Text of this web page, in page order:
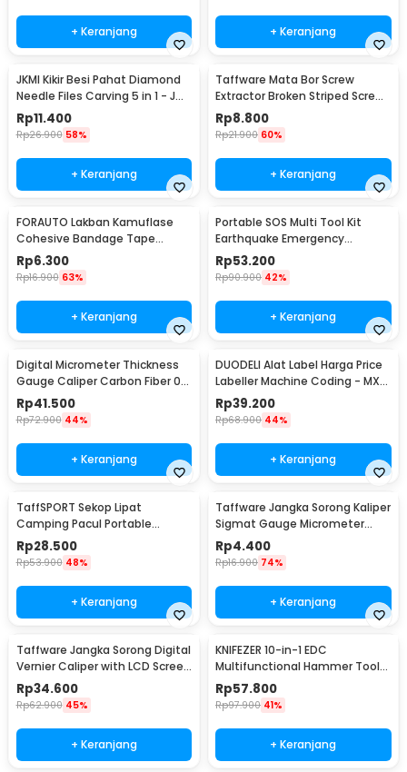
+ Keranjang + Keranjang
JKMI Kikir Besi Pahat Diamond
Needle Files Carving 5 in 1 - JM-
FL1-1
Rp11.400
Rp26.900 58%
+ Keranjang
Taffware Mata Bor Screw
Extractor Broken Striped Screw
Remover 4 PCS - S2
Rp8.800
Rp21.900 60%
+ Keranjang
FORAUTO Lakban Kamuflase
Cohesive Bandage Tape
Hunting 4.5M 50mm - H10
Rp6.300
Rp16.900 63%
+ Keranjang
Portable SOS Multi Tool Kit
Earthquake Emergency
Outdoor Survival - JT21
Rp53.200
Rp90.900 42%
+ Keranjang
Digital Micrometer Thickness
Gauge Caliper Carbon Fiber 0-
12.7mm - TDT25
Rp41.500
Rp72.900 44%
+ Keranjang
DUODELI Alat Label Harga Price
Labeller Machine Coding - MX-
5500
Rp39.200
Rp68.900 44%
+ Keranjang
TaffSPORT Sekop Lipat
Camping Pacul Portable
Tactical Survival 40cm - 101
Rp28.500
Rp53.900 48%
+ Keranjang
Taffware Jangka Sorong Kaliper
Sigmat Gauge Micrometer
150mm - QST-600
Rp4.400
Rp16.900 74%
+ Keranjang
Taffware Jangka Sorong Digital
Vernier Caliper with LCD Screen
150mm - JIGO-150
Rp34.600
Rp62.900 45%
+ Keranjang
KNIFEZER 10-in-1 EDC
Multifunctional Hammer Tool
for Camping Survival - WL-
9003
Rp57.800
Rp97.900 41%
+ Keranjang